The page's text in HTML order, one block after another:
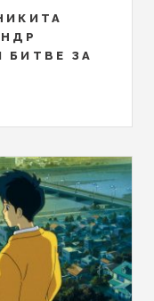
БИТВЕ ЗА